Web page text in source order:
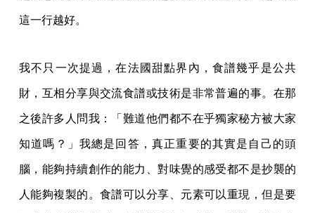
這一行越好。
我不只一次提過，在法國甜點界內，食譜幾乎是公共
財，互相分享與交流食譜或技術是非常普遍的事。在那
之後許多人問我：「難道他們都不在乎獨家秘方被大家
知道嗎？」我總是回答，真正重要的其實是自己的頭
腦，能夠持續創作的能力、對味覺的感受都不是抄襲的
人能夠複製的。食譜可以分享、元素可以重現，但是要